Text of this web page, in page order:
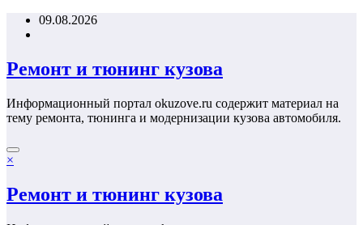
Перейти09.08.2026
Ремонт и тюнинг кузова
Информационный портал okuzove.ru содержит материал на
тему ремонта, тюнинга и модернизации кузова автомобиля.
×
Ремонт и тюнинг кузова